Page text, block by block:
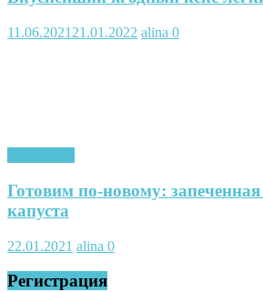
11.06.2021 21.01.2022 alina 0
Готовим по-новому:
капуста
22.01.2021 alina 0
Регистрация